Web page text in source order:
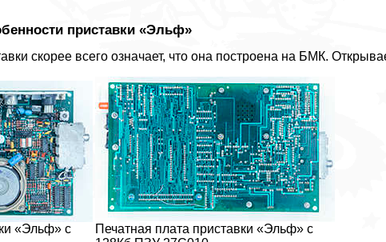
приставки «Эльф»
скорее всего означает, что она построена на БМК.
«Эльф» с
Печатная плата приставки «Эльф» с